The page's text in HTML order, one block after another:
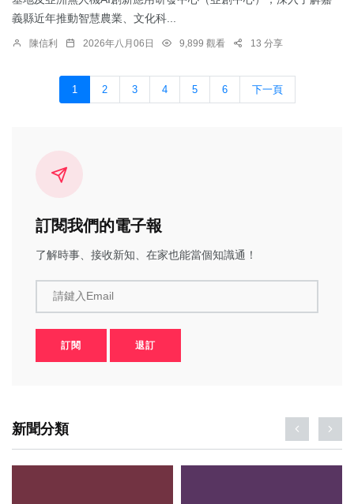
義縣近年推動智慧農業、文化科...
陳信利 2026年八月06日 9,899 觀看 13 分享
1 2 3 4 5 6 下一頁
訂閱我們的電子報
了解時事、接收新知、在家也能當個知識通！
請鍵入Email
訂閱 退訂
新聞分類